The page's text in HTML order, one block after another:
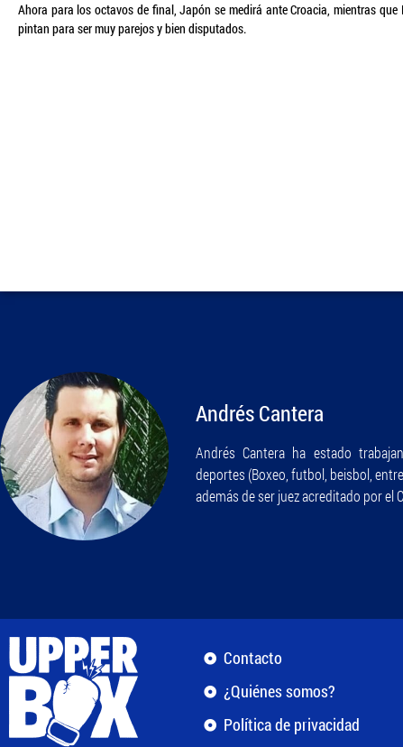
Ahora para los octavos de final, Japón se medirá ante Croacia, mientras
pintan para ser muy parejos y bien disputados.
Andrés Cantera
Andrés Cantera ha estado
deportes (Boxeo, futbol, beisbol,
además de ser juez acreditado por el
Contacto
¿Quiénes somos?
Política de privacidad